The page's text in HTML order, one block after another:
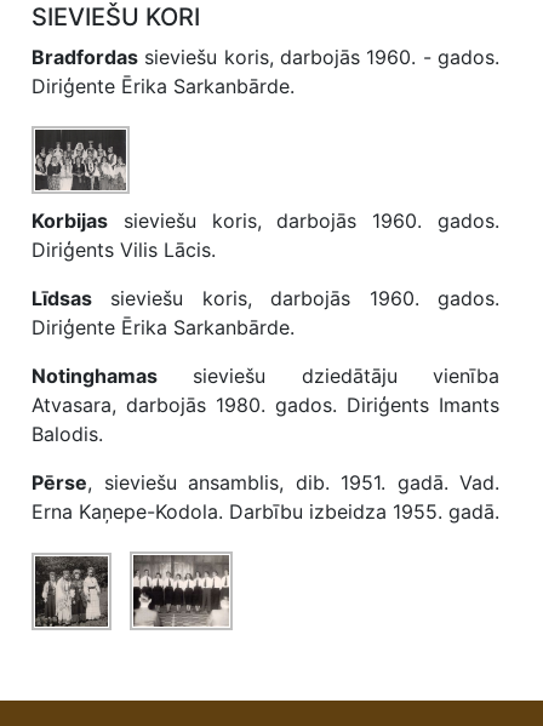
SIEVIEŠU KORI
Bradfordas sieviešu koris, darbojās 1960. - gados.
Diriģente Ērika Sarkanbārde.
Korbijas sieviešu koris, darbojās 1960. gados.
Diriģents Vilis Lācis.
Līdsas sieviešu koris, darbojās 1960. gados.
Diriģente Ērika Sarkanbārde.
Notinghamas sieviešu dziedātāju vienība
Atvasara, darbojās 1980. gados. Diriģents Imants
Balodis.
Pērse, sieviešu ansamblis, dib. 1951. gadā. Vad.
Erna Kaņepe-Kodola. Darbību izbeidza 1955. gadā.